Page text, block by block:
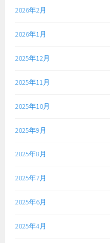
2026年2月
2026年1月
2025年12月
2025年11月
2025年10月
2025年9月
2025年8月
2025年7月
2025年6月
2025年4月